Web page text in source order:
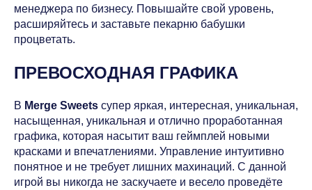
менеджера по бизнесу. Повышайте свой уровень,
расширяйтесь и заставьте пекарню бабушки
процветать.
ПРЕВОСХОДНАЯ ГРАФИКА
В Merge Sweets супер яркая, интересная, уникальная,
насыщенная, уникальная и отлично проработанная
графика, которая насытит ваш геймплей новыми
красками и впечатлениями. Управление интуитивно
понятное и не требует лишних махинаций. С данной
игрой вы никогда не заскучаете и весело проведёте